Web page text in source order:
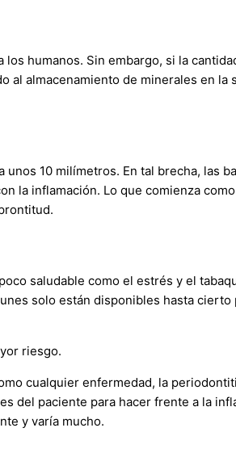
humanos. Sin embargo, si la
al almacenamiento de minerales en la
10 milímetros. En tal brecha, las
la inflamación. Lo que comienza
saludable como el estrés y el
solo están disponibles hasta cierto
riesgo.
cualquier enfermedad, la
del paciente para hacer frente a la
y varía mucho.